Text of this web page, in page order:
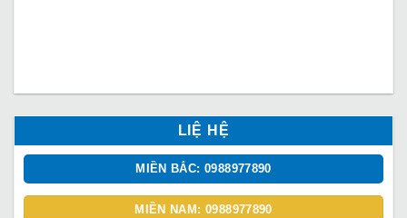
LIỆ HỆ
MIỀN BẮC: 0988977890
MIỀN NAM: 0988977890